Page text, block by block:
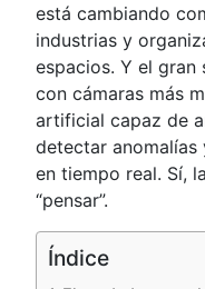
está cambiando
industrias y
espacios. Y el
con cámaras más
artificial capaz de
detectar
en tiempo real. Sí,
“pensar”.
Índice